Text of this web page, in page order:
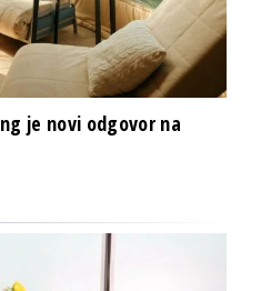
je novi odgovor na